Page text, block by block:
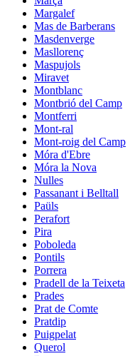
Margalef
Mas de Barberans
Masdenverge
Masllorenç
Maspujols
Miravet
Montblanc
Montbrió del Camp
Montferri
Mont-ral
Mont-roig del Camp
Móra d'Ebre
Móra la Nova
Nulles
Passanant i Belltall
Paüls
Perafort
Pira
Poboleda
Pontils
Porrera
Pradell de la Teixeta
Prades
Prat de Comte
Pratdip
Puigpelat
Querol